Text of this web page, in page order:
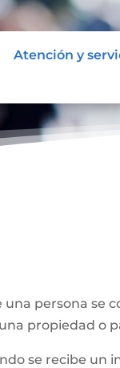
Atención y
una persona
propiedad o
se recibe un